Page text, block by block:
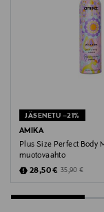
CAPRYLYL/
TETRASODIUM
DIISOPROPYL
PEG-12
BUTYLENE
BENZOATE,
BENZOIC ACID,
SALICYLATE,
LIMONENE,
Valmistusmaa
JÄSENETU –21%
AMIKA
Plus Size Perfect Body
muotovaahto
Discounted Price
28,50 € Original Price
35,90 €